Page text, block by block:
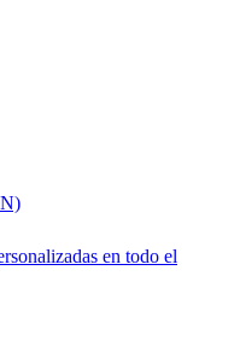
en todo el